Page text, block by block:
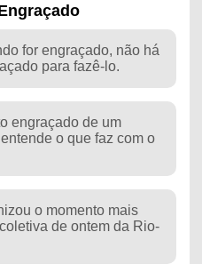
for engraçado, não há
para fazê-lo.
engraçado de um
o que faz com o
o momento mais
de ontem da Rio-